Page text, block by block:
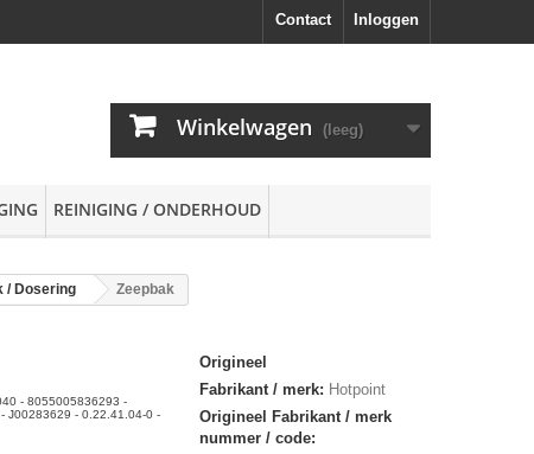
Inloggen
Contact
Winkelwagen (leeg)
REINIGING / ONDERHOUD
/ Dosering Zeepbak
- 8055005836293 -
J00283629 - 0.22.41.04-0 -
Origineel
Fabrikant / merk: Hotpoint
Origineel Fabrikant / merk
nummer / code: